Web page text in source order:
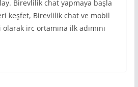
Birevlilik chat yapmaya başla
keşfet, Birevlilik chat ve mobil
irc ortamına ilk adımını